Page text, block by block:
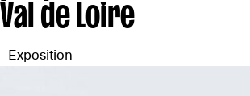
Val de Loire
Exposition